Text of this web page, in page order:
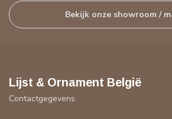
Bekijk onze showroom /
Lijst & Ornament België
Contactgegevens